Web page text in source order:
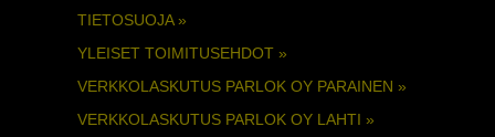
TIETOSUOJA »
YLEISET TOIMITUSEHDOT »
VERKKOLASKUTUS PARLOK OY PARAINEN »
VERKKOLASKUTUS PARLOK OY LAHTI »